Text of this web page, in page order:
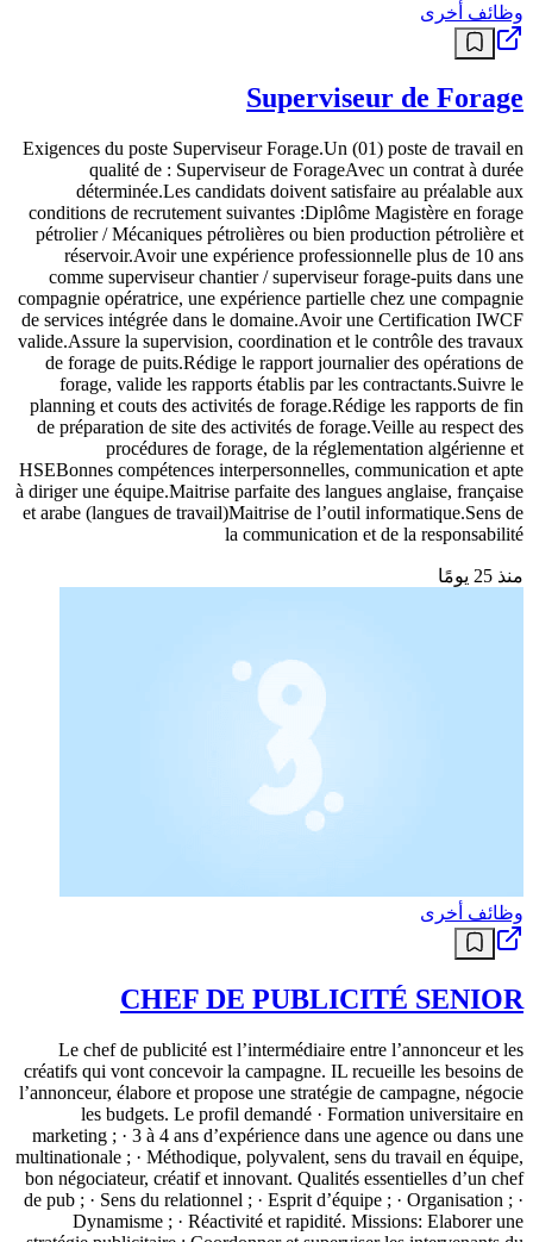
وظائف أخرى
Superviseur de Forage
Exigences du poste Superviseur Forage.Un (01) poste de travail en
qualité de : Superviseur de ForageAvec un contrat à durée
déterminée.Les candidats doivent satisfaire au préalable aux
conditions de recrutement suivantes :Diplôme Magistère en forage
pétrolier / Mécaniques pétrolières ou bien production pétrolière et
réservoir.Avoir une expérience professionnelle plus de 10 ans
comme superviseur chantier / superviseur forage-puits dans une
compagnie opératrice, une expérience partielle chez une compagnie
de services intégrée dans le domaine.Avoir une Certification IWCF
valide.Assure la supervision, coordination et le contrôle des travaux
de forage de puits.Rédige le rapport journalier des opérations de
forage, valide les rapports établis par les contractants.Suivre le
planning et couts des activités de forage.Rédige les rapports de fin
de préparation de site des activités de forage.Veille au respect des
procédures de forage, de la réglementation algérienne et
HSEBonnes compétences interpersonnelles, communication et apte
à diriger une équipe.Maitrise parfaite des langues anglaise, française
et arabe (langues de travail)Maitrise de l’outil informatique.Sens de
la communication et de la responsabilité
منذ 25 يومًا
وظائف أخرى
CHEF DE PUBLICITÉ SENIOR
Le chef de publicité est l’intermédiaire entre l’annonceur et les
créatifs qui vont concevoir la campagne. IL recueille les besoins de
l’annonceur, élabore et propose une stratégie de campagne, négocie
les budgets. Le profil demandé · Formation universitaire en
marketing ; · 3 à 4 ans d’expérience dans une agence ou dans une
multinationale ; · Méthodique, polyvalent, sens du travail en équipe,
bon négociateur, créatif et innovant. Qualités essentielles d’un chef
de pub ; · Sens du relationnel ; · Esprit d’équipe ; · Organisation ; ·
Dynamisme ; · Réactivité et rapidité. Missions: Elaborer une